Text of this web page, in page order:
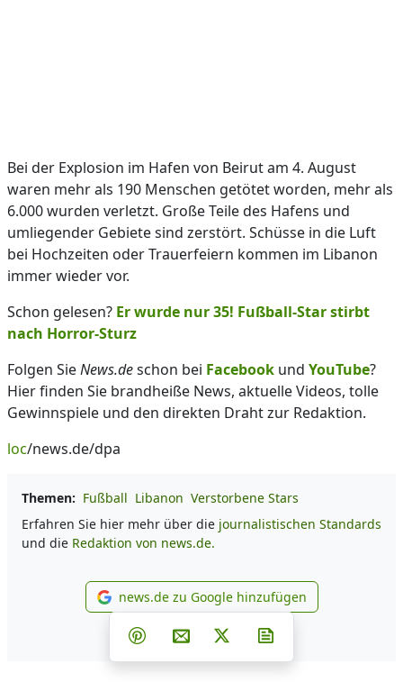
Bei der Explosion im Hafen von Beirut am 4. August
waren mehr als 190 Menschen getötet worden, mehr als
6.000 wurden verletzt. Große Teile des Hafens und
umliegender Gebiete sind zerstört. Schüsse in die Luft
bei Hochzeiten oder Trauerfeiern kommen im Libanon
immer wieder vor.
Schon gelesen? Er wurde nur 35! Fußball-Star stirbt
nach Horror-Sturz
Folgen SieNews.deschon bei Facebook und YouTube?
Hier finden Sie brandheiße News, aktuelle Videos, tolle
Gewinnspiele und den direkten Draht zur Redaktion.
loc/news.de/dpa
Themen: Fußball Libanon Verstorbene Stars
Erfahren Sie hier mehr über die journalistischen Standards
und die Redaktion von news.de.
news.de zu Google
news.de zu Google hinzufügen
Teilen auf Facebook
Teilen auf Whatsapp
Teilen auf Telegram
Teilen auf Pinterest
Per E-Mail teilen
Post auf X